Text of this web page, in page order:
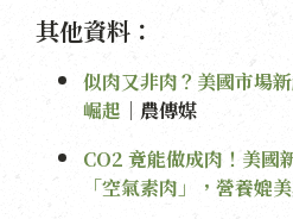
其他資料：
似肉又非肉？美國市場
崛起 ｜農傳媒
CO2 竟能做成肉！美
「空氣素肉」，營養媲